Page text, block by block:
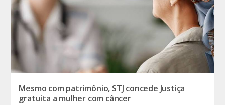
Mesmo com patrimônio, STJ concede Justiça
gratuita a mulher com câncer